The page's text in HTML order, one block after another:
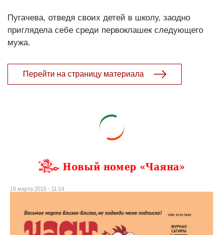
Пугачева, отведя своих детей в школу, заодно
приглядела себе среди первоклашек следующего
мужа.
Перейти на страницу материала
Новый номер «Чаяна»
19 марта 2015 - 11:14